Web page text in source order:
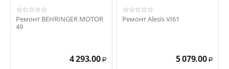
Ремонт BEHRINGER MOTOR
49
4 293.00 Р
Ремонт Alesis VI61
5 079.00 Р